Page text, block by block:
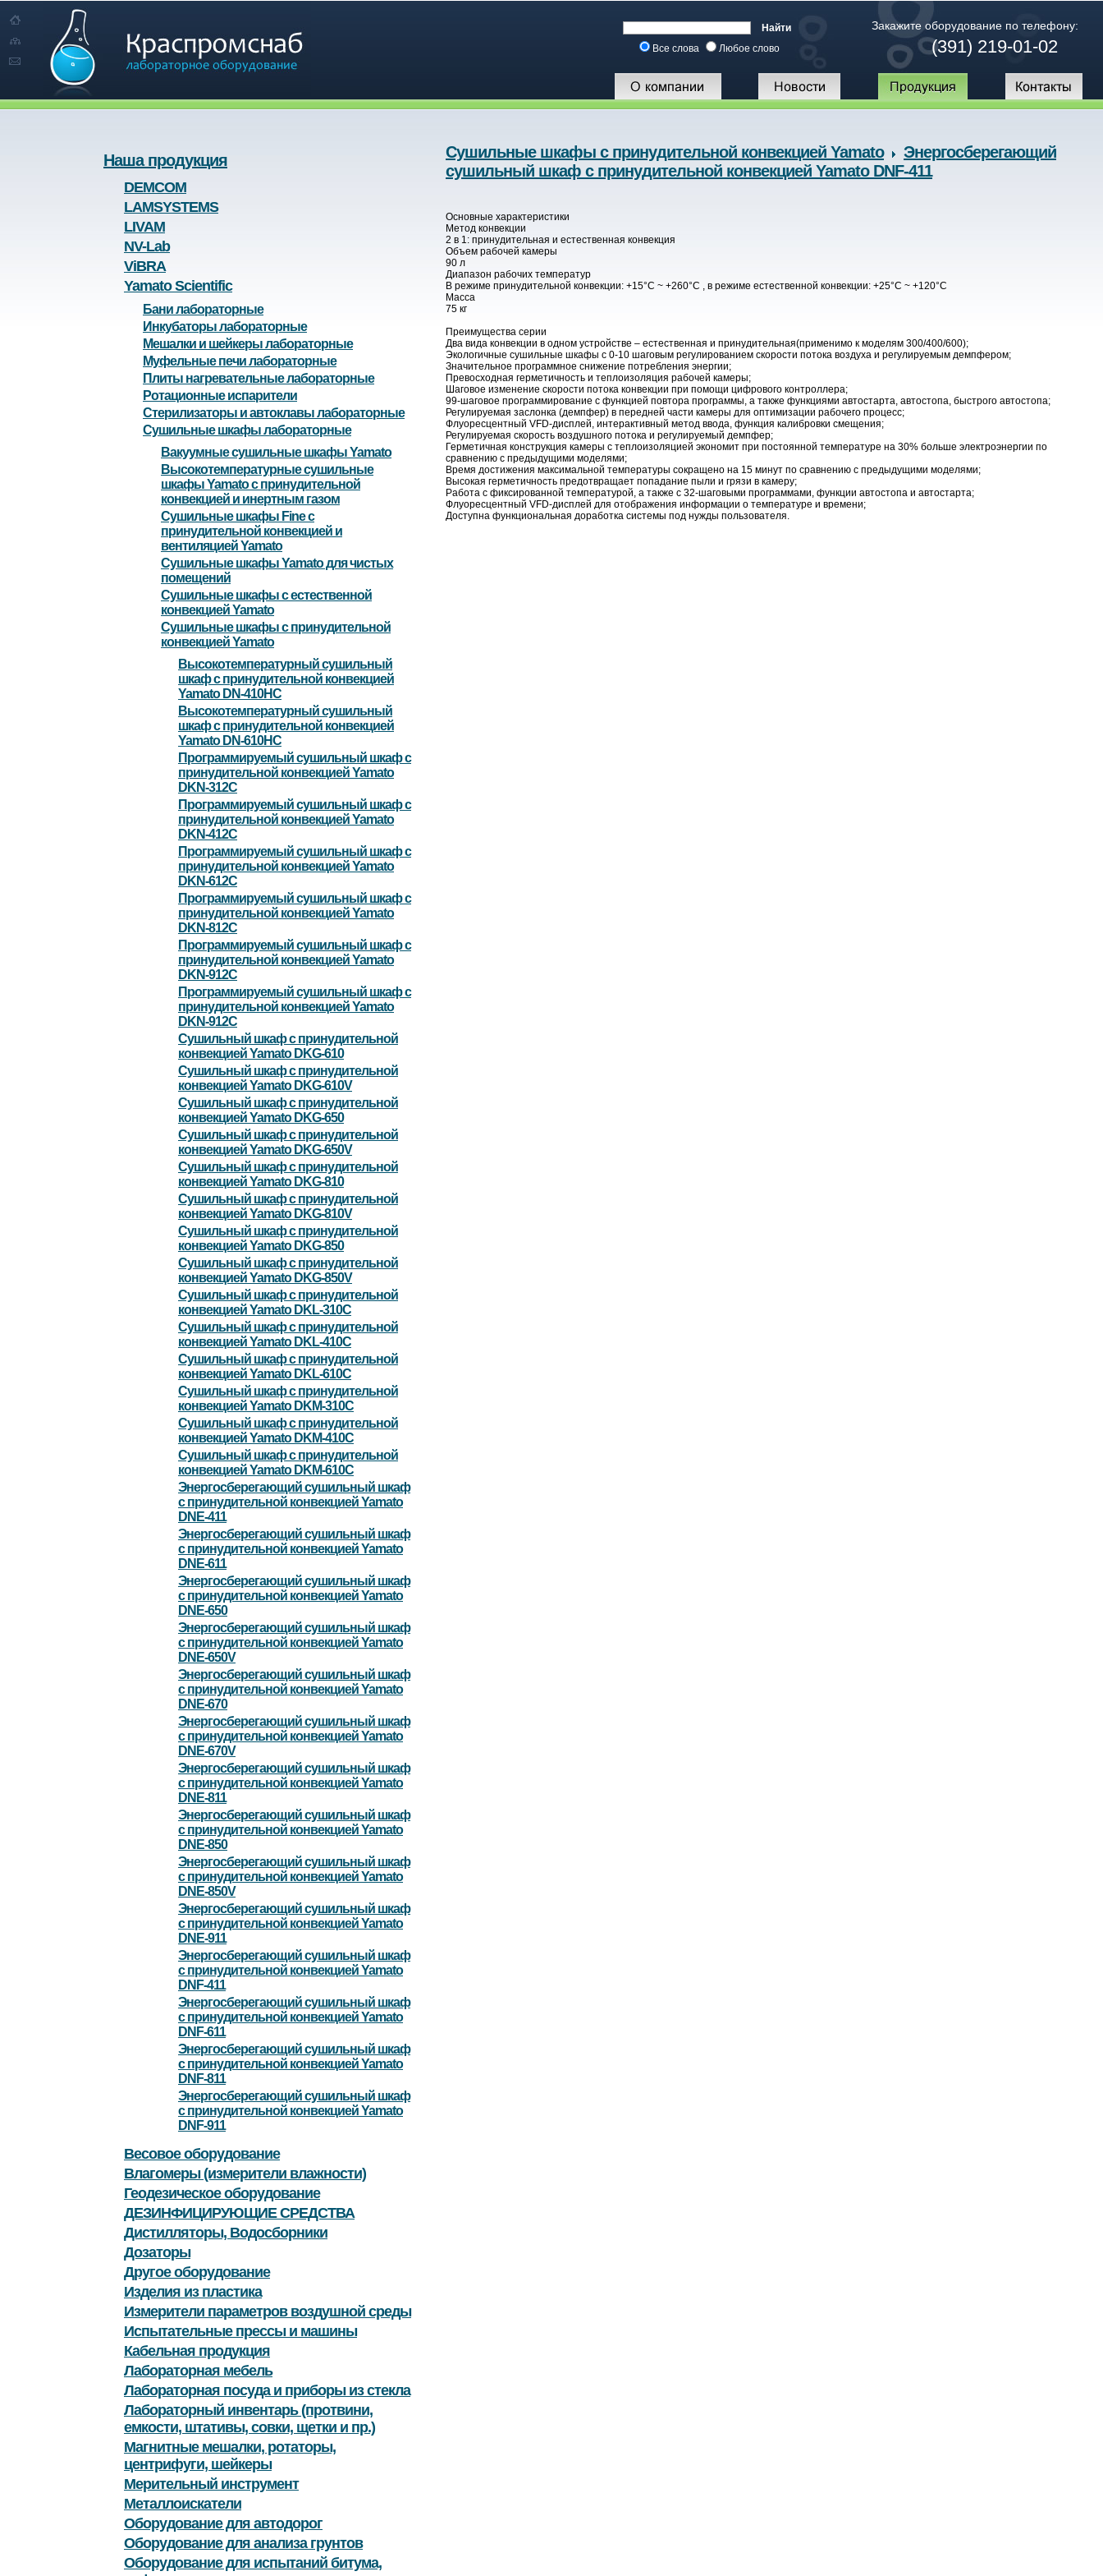
Все слова Любое слово
Закажите оборудование по телефону:
(391) 219-01-02
Наша продукция
DEMCOM
LAMSYSTEMS
LIVAM
NV-Lab
ViBRA
Yamato Scientific
Бани лабораторные
Инкубаторы лабораторные
Мешалки и шейкеры лабораторные
Муфельные печи лабораторные
Плиты нагревательные лабораторные
Ротационные испарители
Стерилизаторы и автоклавы лабораторные
Сушильные шкафы лабораторные
Вакуумные сушильные шкафы Yamato
Высокотемпературные сушильные
шкафы Yamato с принудительной
конвекцией и инертным газом
Сушильные шкафы Fine с
принудительной конвекцией и
вентиляцией Yamato
Сушильные шкафы Yamato для чистых
помещений
Сушильные шкафы с естественной
конвекцией Yamato
Сушильные шкафы с принудительной
конвекцией Yamato
Высокотемпературный сушильный
шкаф с принудительной конвекцией
Yamato DN-410HC
Высокотемпературный сушильный
шкаф с принудительной конвекцией
Yamato DN-610HC
Программируемый сушильный шкаф с
принудительной конвекцией Yamato
DKN-312С
Программируемый сушильный шкаф с
принудительной конвекцией Yamato
DKN-412С
Программируемый сушильный шкаф с
принудительной конвекцией Yamato
DKN-612С
Программируемый сушильный шкаф с
принудительной конвекцией Yamato
DKN-812С
Программируемый сушильный шкаф с
принудительной конвекцией Yamato
DKN-912С
Программируемый сушильный шкаф с
принудительной конвекцией Yamato
DKN-912С
Сушильный шкаф с принудительной
конвекцией Yamato DKG-610
Сушильный шкаф с принудительной
конвекцией Yamato DKG-610V
Сушильный шкаф с принудительной
конвекцией Yamato DKG-650
Сушильный шкаф с принудительной
конвекцией Yamato DKG-650V
Сушильный шкаф с принудительной
конвекцией Yamato DKG-810
Сушильный шкаф с принудительной
конвекцией Yamato DKG-810V
Сушильный шкаф с принудительной
конвекцией Yamato DKG-850
Сушильный шкаф с принудительной
конвекцией Yamato DKG-850V
Сушильный шкаф с принудительной
конвекцией Yamato DKL-310C
Сушильный шкаф с принудительной
конвекцией Yamato DKL-410C
Сушильный шкаф с принудительной
конвекцией Yamato DKL-610C
Сушильный шкаф с принудительной
конвекцией Yamato DKM-310С
Сушильный шкаф с принудительной
конвекцией Yamato DKM-410С
Сушильный шкаф с принудительной
конвекцией Yamato DKM-610С
Энергосберегающий сушильный шкаф
с принудительной конвекцией Yamato
DNE-411
Энергосберегающий сушильный шкаф
с принудительной конвекцией Yamato
DNE-611
Энергосберегающий сушильный шкаф
с принудительной конвекцией Yamato
DNE-650
Энергосберегающий сушильный шкаф
с принудительной конвекцией Yamato
DNE-650V
Энергосберегающий сушильный шкаф
с принудительной конвекцией Yamato
DNE-670
Энергосберегающий сушильный шкаф
с принудительной конвекцией Yamato
DNE-670V
Энергосберегающий сушильный шкаф
с принудительной конвекцией Yamato
DNE-811
Энергосберегающий сушильный шкаф
с принудительной конвекцией Yamato
DNE-850
Энергосберегающий сушильный шкаф
с принудительной конвекцией Yamato
DNE-850V
Энергосберегающий сушильный шкаф
с принудительной конвекцией Yamato
DNE-911
Энергосберегающий сушильный шкаф
с принудительной конвекцией Yamato
DNF-411
Энергосберегающий сушильный шкаф
с принудительной конвекцией Yamato
DNF-611
Энергосберегающий сушильный шкаф
с принудительной конвекцией Yamato
DNF-811
Энергосберегающий сушильный шкаф
с принудительной конвекцией Yamato
DNF-911
Весовое оборудование
Влагомеры (измерители влажности)
Геодезическое оборудование
ДЕЗИНФИЦИРУЮЩИЕ СРЕДСТВА
Дистилляторы, Водосборники
Дозаторы
Другое оборудование
Изделия из пластика
Измерители параметров воздушной среды
Испытательные прессы и машины
Кабельная продукция
Лабораторная мебель
Лабораторная посуда и приборы из стекла
Лабораторный инвентарь (протвини,
емкости, штативы, совки, щетки и пр.)
Магнитные мешалки, ротаторы,
центрифуги, шейкеры
Мерительный инструмент
Металлоискатели
Оборудование для автодорог
Оборудование для анализа грунтов
Оборудование для испытаний битума,
Сушильные шкафы с принудительной конвекцией Yamato
Энергосберегающий
сушильный шкаф с принудительной конвекцией Yamato DNF-411
Основные характеристики
Метод конвекции
2 в 1: принудительная и естественная конвекция
Объем рабочей камеры
90 л
Диапазон рабочих температур
В режиме принудительной конвекции: +15°С ~ +260°С , в режиме естественной конвекции: +25°С ~ +120°С
Масса
75 кг
Преимущества серии
Два вида конвекции в одном устройстве – естественная и принудительная(применимо к моделям 300/400/600);
Экологичные сушильные шкафы с 0-10 шаговым регулированием скорости потока воздуха и регулируемым демпфером;
Значительное программное снижение потребления энергии;
Превосходная герметичность и теплоизоляция рабочей камеры;
Шаговое изменение скорости потока конвекции при помощи цифрового контроллера;
99-шаговое программирование с функцией повтора программы, а также функциями автостарта, автостопа, быстрого автостопа;
Регулируемая заслонка (демпфер) в передней части камеры для оптимизации рабочего процесс;
Флуоресцентный VFD-дисплей, интерактивный метод ввода, функция калибровки смещения;
Регулируемая скорость воздушного потока и регулируемый демпфер;
Герметичная конструкция камеры с теплоизоляцией экономит при постоянной температуре на 30% больше электроэнергии по
сравнению с предыдущими моделями;
Время достижения максимальной температуры сокращено на 15 минут по сравнению с предыдущими моделями;
Высокая герметичность предотвращает попадание пыли и грязи в камеру;
Работа с фиксированной температурой, а также с 32-шаговыми программами, функции автостопа и автостарта;
Флуоресцентный VFD-дисплей для отображения информации о температуре и времени;
Доступна функциональная доработка системы под нужды пользователя.